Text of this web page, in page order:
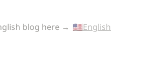
blog here → 🇺🇸English